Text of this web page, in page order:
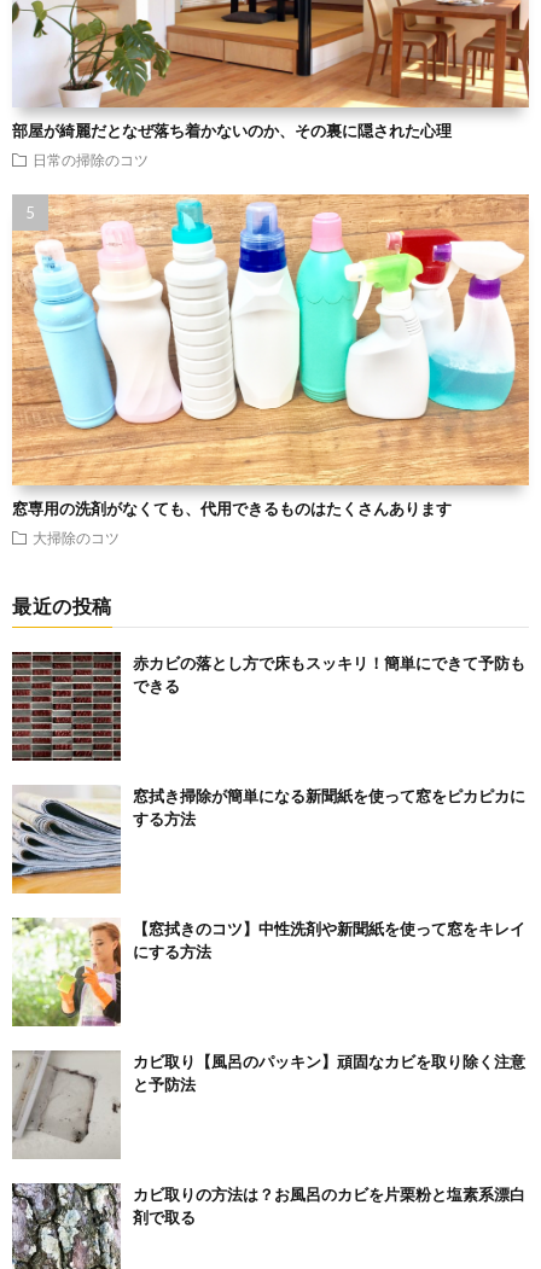
部屋が綺麗だとなぜ落ち着かないのか、その裏に隠された心理
日常の掃除のコツ
窓専用の洗剤がなくても、代用できるものはたくさんあります
大掃除のコツ
最近の投稿
赤カビの落とし方で床もスッキリ！簡単にできて予防も
できる
窓拭き掃除が簡単になる新聞紙を使って窓をピカピカに
する方法
【窓拭きのコツ】中性洗剤や新聞紙を使って窓をキレイ
にする方法
カビ取り【風呂のパッキン】頑固なカビを取り除く注意
と予防法
カビ取りの方法は？お風呂のカビを片栗粉と塩素系漂白
剤で取る